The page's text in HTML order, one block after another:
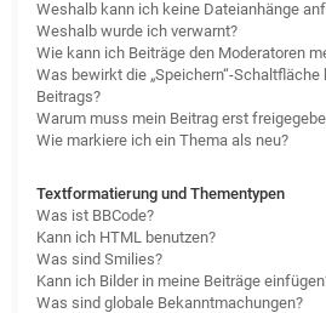
Weshalb kann ich keine Dateianhänge
Weshalb wurde ich verwarnt?
Wie kann ich Beiträge den Moderatoren
Was bewirkt die „Speichern“-
Beitrags?
Warum muss mein Beitrag erst
Wie markiere ich ein Thema als neu?
Textformatierung und Thementypen
Was ist BBCode?
Kann ich HTML benutzen?
Was sind Smilies?
Kann ich Bilder in meine Beiträge
Was sind globale Bekanntmachungen?